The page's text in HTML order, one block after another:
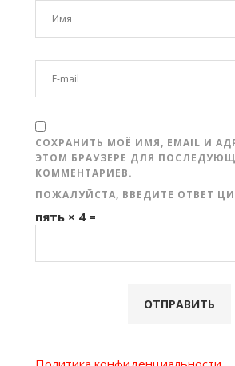
СОХРАНИТЬ МОЁ ИМЯ, EMAIL И
ЭТОМ БРАУЗЕРЕ ДЛЯ
КОММЕНТАРИЕВ.
ПОЖАЛУЙСТА, ВВЕДИТЕ ОТВЕТ
пять × 4 =